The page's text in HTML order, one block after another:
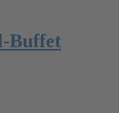
Buffet